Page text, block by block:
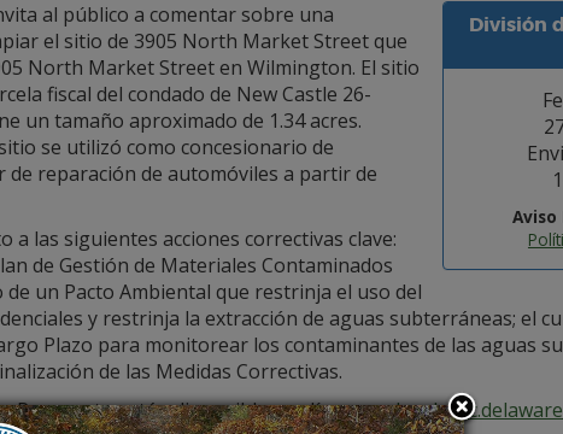
División
Aviso
al público a comentar sobre una
el sitio de 3905 North Market Street que
North Market Street en Wilmington. El sitio
fiscal del condado de New Castle 26-
un tamaño aproximado de 1.34 acres.
se utilizó como concesionario de
de reparación de automóviles a partir de
a las siguientes acciones correctivas clave:
de Gestión de Materiales Contaminados
de un Pacto Ambiental que restrinja el uso del
y restrinja la extracción de aguas subterráneas; el
Plazo para monitorear los contaminantes de las aguas
de las Medidas Correctivas.
Propuesto están disponibles en línea en: